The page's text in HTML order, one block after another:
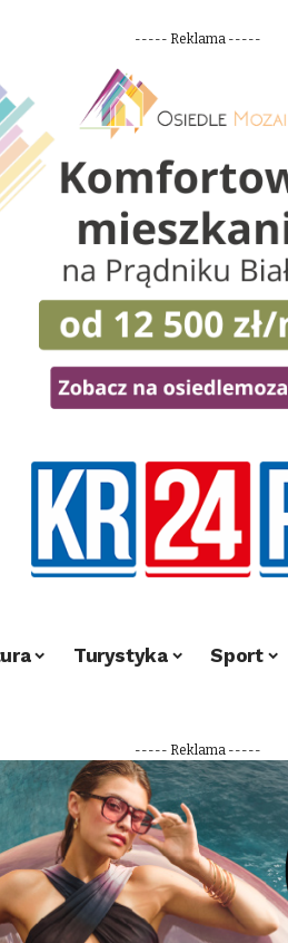
----- Reklama -----
Turystyka Sport
----- Reklama -----